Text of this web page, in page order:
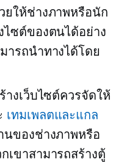
ยให้ช่างภาพหรือนัก
ซต์ของตนได้อย่าง
ารถนำทางได้โดย
างเว็บไซต์ควรจัดให้
เทมเพลตและแกล
นของช่างภาพหรือ
เขาสามารถสร้างตู้